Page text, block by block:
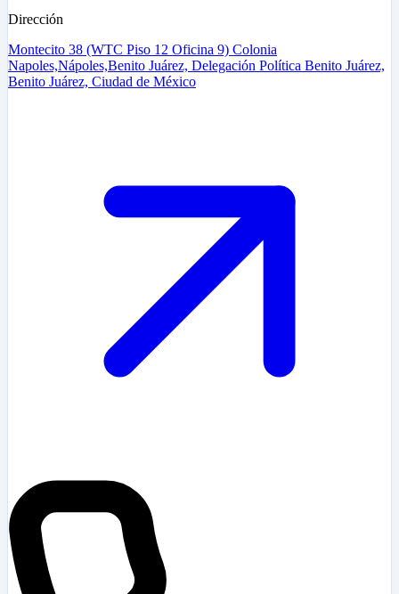
Dirección
Montecito 38 (WTC Piso 12 Oficina 9) Colonia
Napoles,Nápoles,Benito Juárez, Delegación Política Benito Juárez,
Benito Juárez, Ciudad de México